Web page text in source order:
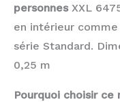
personnesXXL
en intérieur
série Standard.
0,25 m
Pourquoi choisir